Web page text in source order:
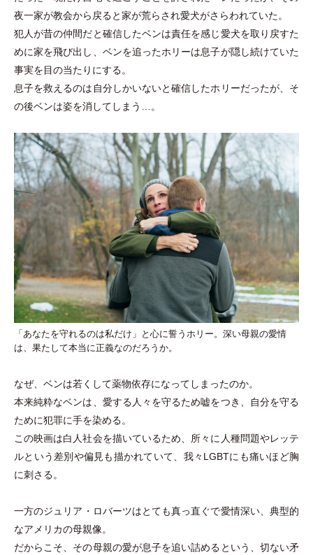
夜一家が教会から戻ると家が荒らされ愛犬がさらわれていた。
犯人が昔の仲間だと確信したベンは責任を感じ愛犬を取り戻すた
めに家を飛び出し、ベンを追ったホリーは息子が隠し続けていた
事実を目の当たりにする。
息子を救えるのは自分しかいないと確信したホリーだったが、そ
の後ベンは姿を消してしまう…。
「あなたを守れるのは私だけ」と心に誓うホリー。深い母親の愛情
は、果たして本当に正義なのだろうか。
なぜ、ベンは若くして薬物依存になってしまったのか。
本来純粋なベンは、愛する人々を守るため嘘をつき、自分を守る
ために犯罪に手を染める。
この映画は白人社会を描いているため、所々に人種問題やレッテ
ルという差別や偏見も描かれていて、我々LGBTにも痛いほど胸
に刺さる。
一方のジュリア ・ ロバーツはとても真っ直ぐで愛情深い、典型的
なアメリカの母親像。
だからこそ、その母親の愛が息子を追い詰めるという、切ない矛